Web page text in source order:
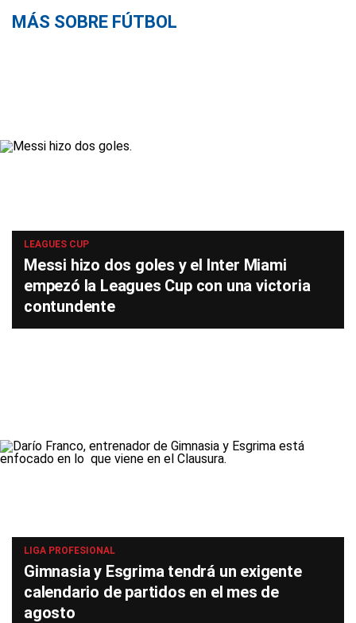
MÁS SOBRE FÚTBOL
LEAGUES CUP
Messi hizo dos goles y el Inter Miami
empezó la Leagues Cup con una victoria
contundente
LIGA PROFESIONAL
Gimnasia y Esgrima tendrá un exigente
calendario de partidos en el mes de
agosto